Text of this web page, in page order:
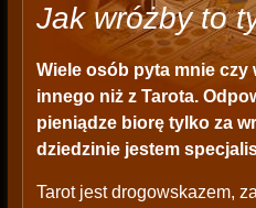
Jak wróżby to
Wiele osób pyta mnie czy
innego niż z Tarota.
pieniądze biorę tylko za
dziedzinie jestem
Tarot jest drogowskazem,